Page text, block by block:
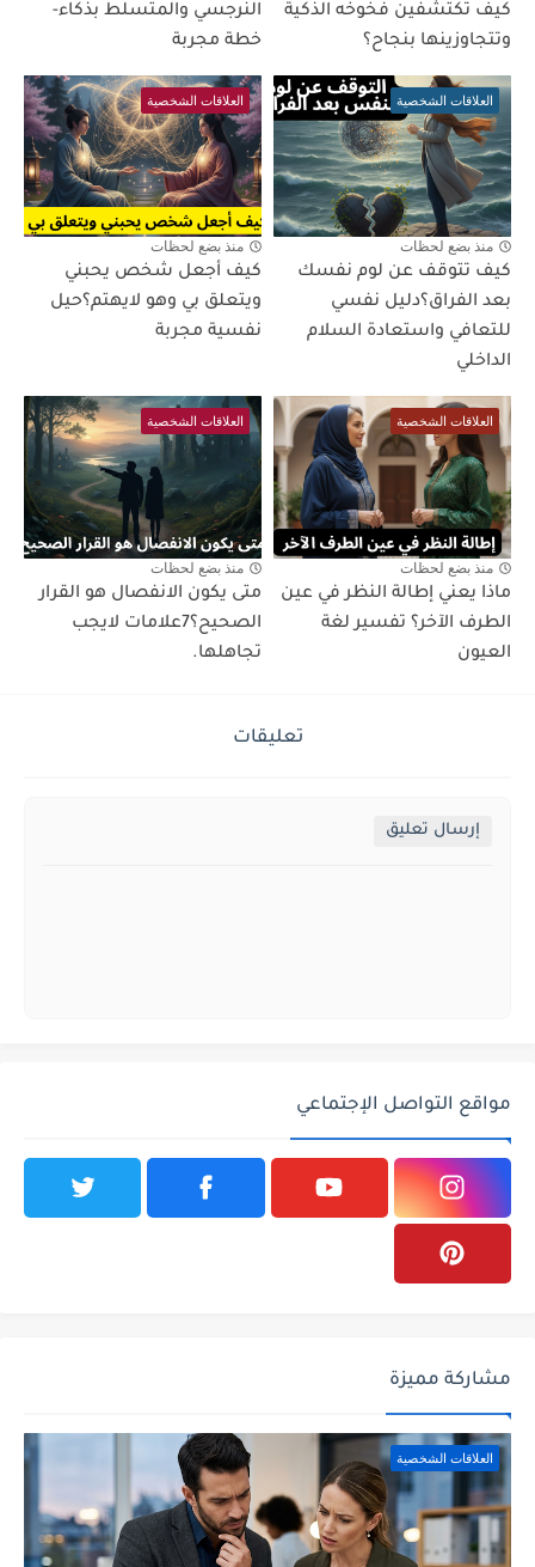
كيف تكتشفين فخوخه الذكية
وتتجاوزينها بنجاح؟
النرجسي والمتسلط بذكاء-
خطة مجربة
العلاقات الشخصية
منذ بضع لحظات
كيف تتوقف عن لوم نفسك
بعد الفراق؟دليل نفسي
للتعافي واستعادة السلام
الداخلي
العلاقات الشخصية
منذ بضع لحظات
كيف أجعل شخص يحبني
ويتعلق بي وهو لايهتم؟حيل
نفسية مجربة
العلاقات الشخصية
منذ بضع لحظات
ماذا يعني إطالة النظر في عين
الطرف الآخر؟ تفسير لغة
العيون
العلاقات الشخصية
منذ بضع لحظات
متى يكون الانفصال هو القرار
الصحيح؟7علامات لايجب
تجاهلها.
تعليقات
إرسال تعليق
مواقع التواصل الإجتماعي
مشاركة مميزة
العلاقات الشخصية